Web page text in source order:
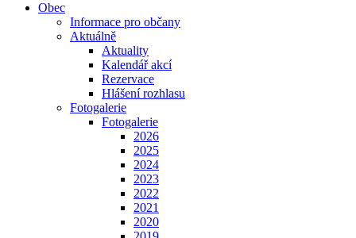
Obec
Informace pro občany
Aktuálně
Aktuality
Kalendář akcí
Rezervace
Hlášení rozhlasu
Fotogalerie
Fotogalerie
2026
2025
2024
2023
2022
2021
2020